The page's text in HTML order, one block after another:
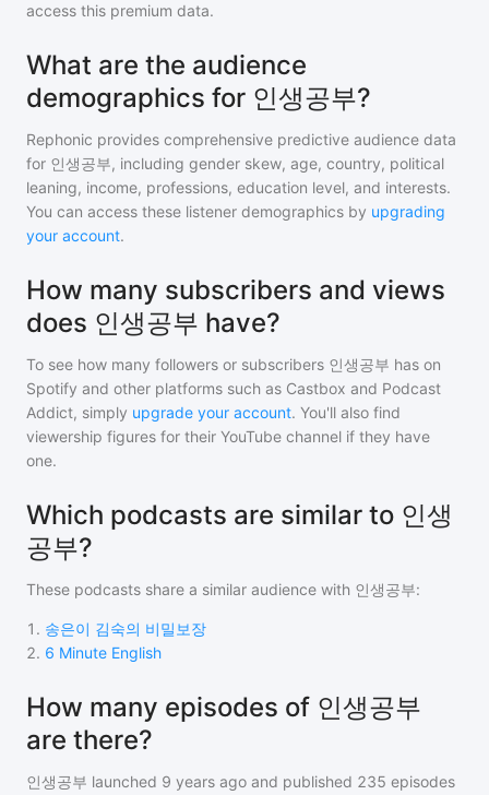
access this premium data.
What are the audience
demographics for 인생공부?
Rephonic provides comprehensive predictive audience data
for 인생공부, including gender skew, age, country, political
leaning, income, professions, education level, and interests.
You can access these listener demographics by upgrading
your account.
How many subscribers and views
does 인생공부 have?
To see how many followers or subscribers 인생공부 has on
Spotify and other platforms such as Castbox and Podcast
Addict, simply upgrade your account. You'll also find
viewership figures for their YouTube channel if they have
one.
Which podcasts are similar to 인생
공부?
These podcasts share a similar audience with 인생공부:
1 . 송은이 김숙의 비밀보장
2. 6 Minute English
How many episodes of 인생공부
are there?
인생공부 launched 9 years ago and published 235 episodes